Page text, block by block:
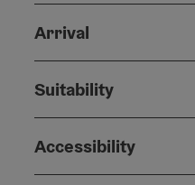
Arrival
Suitability
Accessibility